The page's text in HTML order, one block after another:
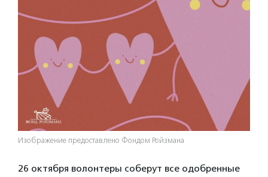
Изображение предоставлено Фондом Ройзмана
26 октября волонтеры соберут все одобренные